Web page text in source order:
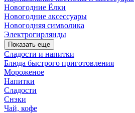
Новогодние Ёлки
Новогодние аксессуары
Новогодняя символика
Электрогирлянды
Показать еще
Сладости и напитки
Блюда быстрого приготовления
Мороженое
Напитки
Сладости
Снэки
Чай, кофе